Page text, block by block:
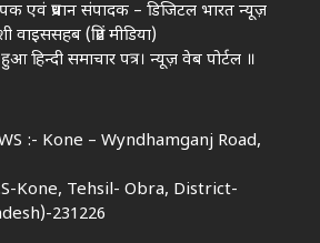
एवं प्रधान संपादक – डिजिटल भारत न्यूज़
(प्रिंट मीडिया)
हिन्दी समाचार पत्र। न्यूज़ वेब पोर्टल ॥
:- Kone – Wyndhamganj Road,
Kone, Tehsil- Obra, District-
231226